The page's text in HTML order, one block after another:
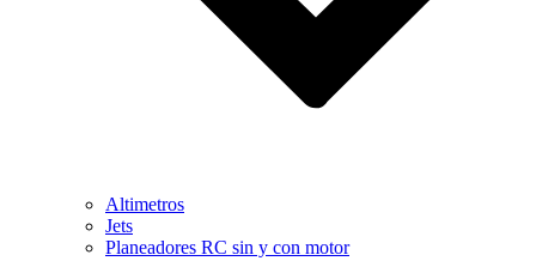
Altimetros
Jets
Planeadores RC sin y con motor